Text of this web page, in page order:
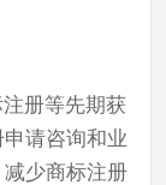
册等先期获
请咨询和业
少商标注册